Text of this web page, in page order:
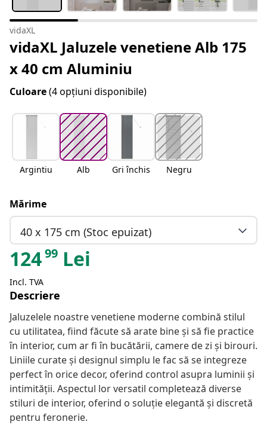
vidaXL
vidaXL Jaluzele venetiene Alb 175
x 40 cm Aluminiu
Culoare(4 opțiuni disponibile)
Argintiu Alb Gri închis Negru
Mărime
40 x 175 cm (Stoc epuizat)
12499 Lei
Incl. TVA
Descriere
Jaluzelele noastre venetiene moderne combină stilul
cu utilitatea, fiind făcute să arate bine și să fie practice
în interior, cum ar fi în bucătării, camere de zi și birouri.
Liniile curate și designul simplu le fac să se integreze
perfect în orice decor, oferind control asupra luminii și
intimității. Aspectul lor versatil completează diverse
stiluri de interior, oferind o soluție elegantă și discretă
pentru feronerie.